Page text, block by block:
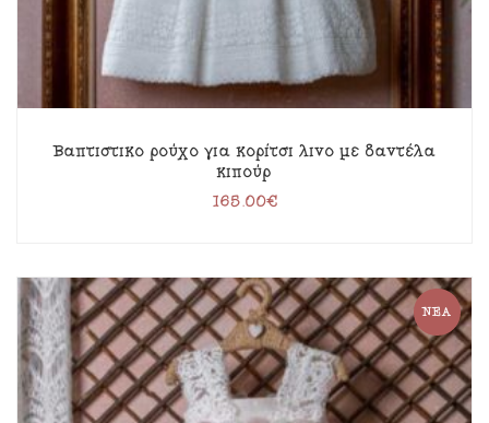
Βαπτιστικό ρούχο για κορίτσι λινό με δαντέλα
κιπούρ
165.00€
ΝΈΑ